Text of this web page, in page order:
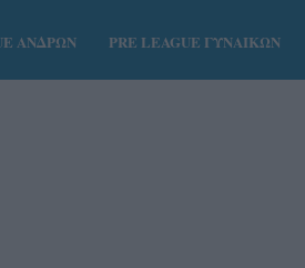
ΑΝΔΡΩΝ PRE LEAGUE ΓΥΝΑΙΚΩΝ